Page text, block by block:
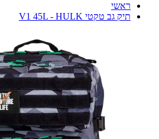
ראשי
תיק גב טקטי V1 45L - HULK